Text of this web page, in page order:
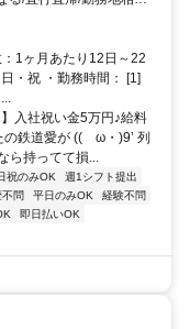
1ヶ月あたり12日～22
・祝 ・勤務時間： [1]
入社祝い金5万円♪給料
鉄道愛が ((ゝω・)9’ 列
ら持ってて損...
祝のみOK
週1シフト提出
問 平日のみOK
経験不問
即日払いOK